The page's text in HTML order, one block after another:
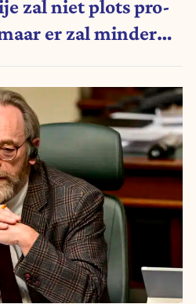
zal niet plots pro-
er zal minder